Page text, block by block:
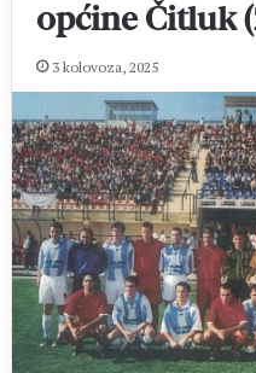
općine Čitluk
3 kolovoza, 2025